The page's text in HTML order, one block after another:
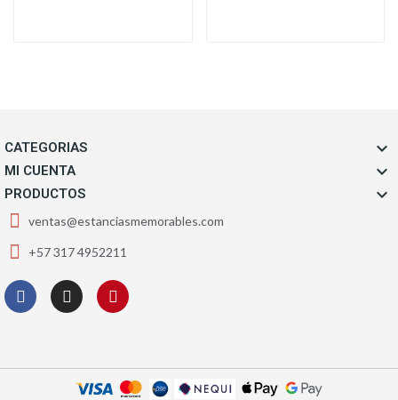
CATEGORIAS 
MI CUENTA 
PRODUCTOS 
ventas@estanciasmemorables.com
+57 317 4952211